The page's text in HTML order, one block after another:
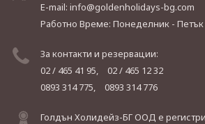
E-mail: info@goldenholidays-bg.com
Работно Време: Понеделник - Петък
За контакти и резервации:
02 / 465 41 95,
02 / 465 12 32
0893 314 775,
0893 314 776
Голдън Холидейз-БГ ООД е